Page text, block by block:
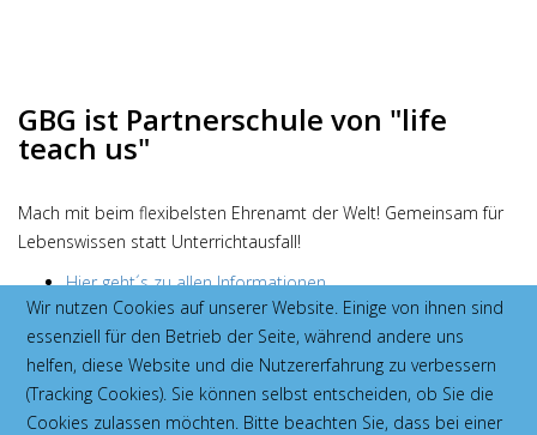
GBG ist Partnerschule von "life
teach us"
Mach mit beim flexibelsten Ehrenamt der Welt! Gemeinsam für
Lebenswissen statt Unterrichtausfall!
Hier geht´s zu allen Informationen
Direkt und ganz einfach anmelden über die "life teach us"
App ...
... oder anmelden über die Homepage:
www.lifeteachus.org
Wir nutzen Cookies auf unserer Website. Einige von ihnen sind
essenziell für den Betrieb der Seite, während andere uns
helfen, diese Website und die Nutzererfahrung zu verbessern
(Tracking Cookies). Sie können selbst entscheiden, ob Sie die
Cookies zulassen möchten. Bitte beachten Sie, dass bei einer